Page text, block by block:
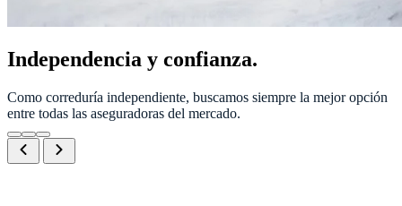
Independencia y confianza.
Como correduría independiente, buscamos siempre la mejor opción
entre todas las aseguradoras del mercado.